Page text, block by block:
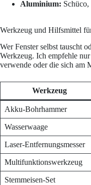
Aluminium:
Werkzeug und Hilfsmittel
Wer Fenster selbst tauscht
Werkzeug. Ich empfehle
verwende oder die sich am
Werkzeug
Akku-Bohrhammer
Wasserwaage
Laser-Entfernungsmesser
Multifunktionswerkzeug
Stemmeisen-Set